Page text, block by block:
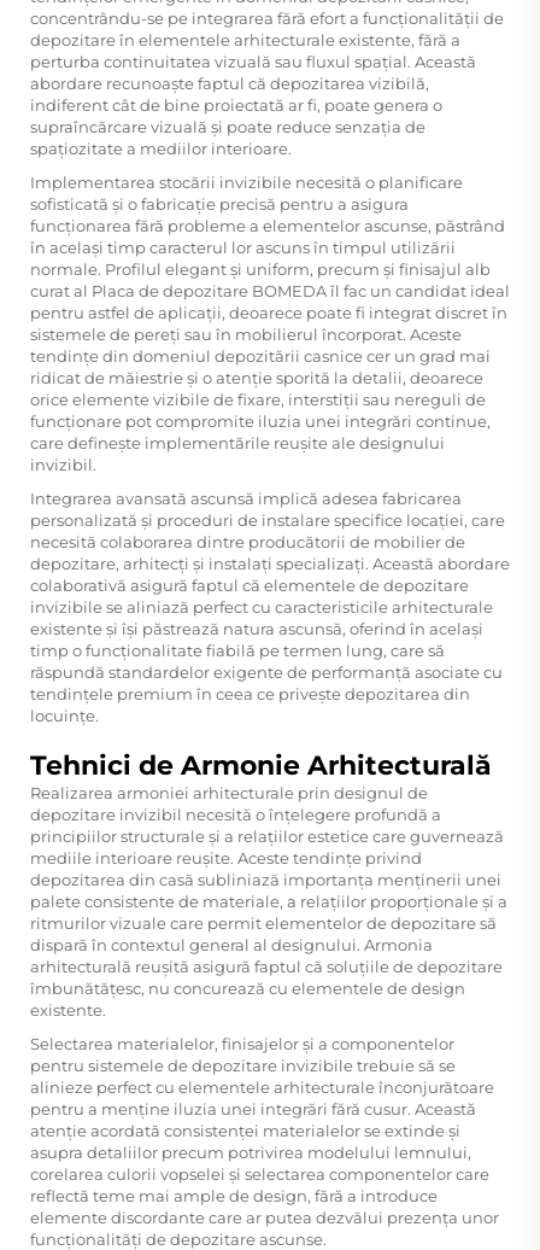
concentrându-se pe integrarea fără efort a funcționalității de
depozitare în elementele arhitecturale existente, fără a
perturba continuitatea vizuală sau fluxul spațial. Această
abordare recunoaște faptul că depozitarea vizibilă,
indiferent cât de bine proiectată ar fi, poate genera o
supraîncărcare vizuală și poate reduce senzația de
spațiozitate a mediilor interioare.
Implementarea stocării invizibile necesită o planificare
sofisticată și o fabricație precisă pentru a asigura
funcționarea fără probleme a elementelor ascunse, păstrând
în același timp caracterul lor ascuns în timpul utilizării
normale. Profilul elegant și uniform, precum și finisajul alb
curat al Placa de depozitare BOMEDAîl fac un candidat ideal
pentru astfel de aplicații, deoarece poate fi integrat discret în
sistemele de pereți sau în mobilierul încorporat. Aceste
tendințe din domeniul depozitării casnice cer un grad mai
ridicat de măiestrie și o atenție sporită la detalii, deoarece
orice elemente vizibile de fixare, interstiții sau nereguli de
funcționare pot compromite iluzia unei integrări continue,
care definește implementările reușite ale designului
invizibil.
Integrarea avansată ascunsă implică adesea fabricarea
personalizată și proceduri de instalare specifice locației, care
necesită colaborarea dintre producătorii de mobilier de
depozitare, arhitecți și instalați specializați. Această abordare
colaborativă asigură faptul că elementele de depozitare
invizibile se aliniază perfect cu caracteristicile arhitecturale
existente și își păstrează natura ascunsă, oferind în același
timp o funcționalitate fiabilă pe termen lung, care să
răspundă standardelor exigente de performanță asociate cu
tendințele premium în ceea ce privește depozitarea din
locuințe.
Tehnici de Armonie Arhitecturală
Realizarea armoniei arhitecturale prin designul de
depozitare invizibil necesită o înțelegere profundă a
principiilor structurale și a relațiilor estetice care guvernează
mediile interioare reușite. Aceste tendințe privind
depozitarea din casă subliniază importanța menținerii unei
palete consistente de materiale, a relațiilor proporționale și a
ritmurilor vizuale care permit elementelor de depozitare să
dispară în contextul general al designului. Armonia
arhitecturală reușită asigură faptul că soluțiile de depozitare
îmbunătățesc, nu concurează cu elementele de design
existente.
Selectarea materialelor, finisajelor și a componentelor
pentru sistemele de depozitare invizibile trebuie să se
alinieze perfect cu elementele arhitecturale înconjurătoare
pentru a menține iluzia unei integrări fără cusur. Această
atenție acordată consistenței materialelor se extinde și
asupra detaliilor precum potrivirea modelului lemnului,
corelarea culorii vopselei și selectarea componentelor care
reflectă teme mai ample de design, fără a introduce
elemente discordante care ar putea dezvălui prezența unor
funcționalități de depozitare ascunse.